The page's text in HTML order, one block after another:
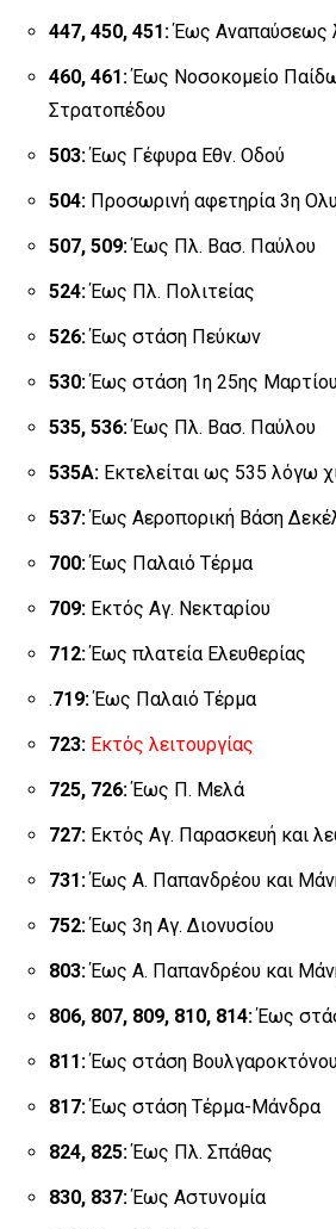
447, 450, 451:Έως Αναπαύσεως
460, 461:Έως Νοσοκομείο
Στρατοπέδου
503:Έως Γέφυρα Εθν. Οδού
504: Προσωρινή αφετηρία 3η
507, 509:Έως Πλ. Βασ. Παύλου
524:Έως Πλ. Πολιτείας
526:Έως στάση Πεύκων
530:Έως στάση 1η 25ης Μαρτίου
535, 536:Έως Πλ. Βασ. Παύλου
535Α: Εκτελείται ως 535 λόγω
537:Έως Αεροπορική Βάση
700:Έως Παλαιό Τέρμα
709: Εκτός Αγ. Νεκταρίου
712:Έως πλατεία Ελευθερίας
.719:Έως Παλαιό Τέρμα
723: Εκτός λειτουργίας
725, 726:Έως Π. Μελά
727: Εκτός Αγ. Παρασκευή και
731:Έως Α. Παπανδρέου και
752:Έως 3η Αγ. Διονυσίου
803:Έως Α. Παπανδρέου και
806, 807, 809, 810, 814:Έως
811:Έως στάση Βουλγαροκτόνου
817:Έως στάση Τέρμα-Μάνδρα
824, 825:Έως Πλ. Σπάθας
830, 837:Έως Αστυνομία